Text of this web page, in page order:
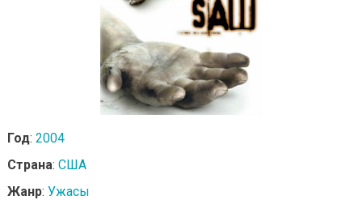
Год: 2004
Страна: США
Жанр: Ужасы